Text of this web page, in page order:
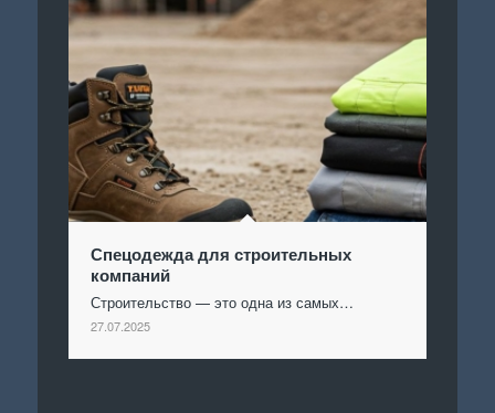
Спецодежда для строительных
компаний
Строительство — это одна из самых…
27.07.2025